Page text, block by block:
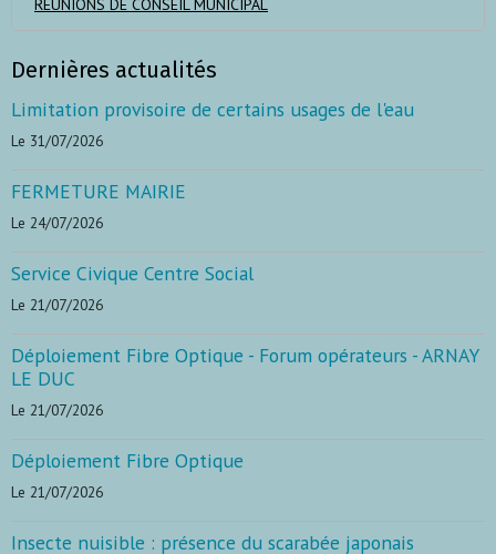
REUNIONS DE CONSEIL MUNICIPAL
Dernières actualités
Limitation provisoire de certains usages de l'eau
Le 31/07/2026
FERMETURE MAIRIE
Le 24/07/2026
Service Civique Centre Social
Le 21/07/2026
Déploiement Fibre Optique - Forum opérateurs - ARNAY
LE DUC
Le 21/07/2026
Déploiement Fibre Optique
Le 21/07/2026
Insecte nuisible : présence du scarabée japonais